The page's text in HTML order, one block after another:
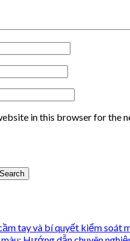
in this browser for the
Search
tay và bí quyết kiểm soát